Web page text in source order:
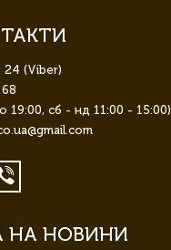
24 (Viber)
19:00, сб - нд 11:00 - 15:00)
НА НОВИНИ